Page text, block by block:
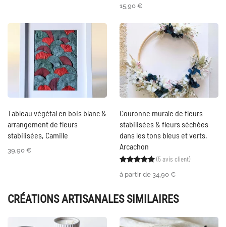
15,90 €
Tableau végétal en bois blanc &
arrangement de fleurs
stabilisées, Camille
39,90 €
Couronne murale de fleurs
stabilisées & fleurs séchées
dans les tons bleus et verts,
Arcachon
Noté5.00sur 5
5
(5avis client)
à partir de 34,90 €
CRÉATIONS ARTISANALES SIMILAIRES